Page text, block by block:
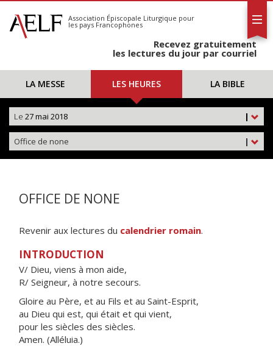
S'abonner
Calendrier
Association Épiscopale Liturgique pour
les pays Francophones
Recevez gratuitement
les lectures du jour par courriel
LA MESSE LES HEURES LA BIBLE
|
Le 27 mai 2018
|
Office de none
OFFICE DE NONE
Revenir aux lectures du calendrier romain.
INTRODUCTION
V/ Dieu, viens à mon aide,
R/ Seigneur, à notre secours.
Gloire au Père, et au Fils et au Saint-Esprit,
au Dieu qui est, qui était et qui vient,
pour les siècles des siècles.
Amen. (Alléluia.)